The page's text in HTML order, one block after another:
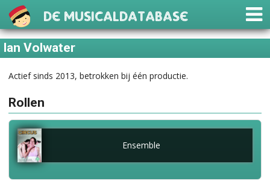
De Musicaldatabase
Ian Volwater
Actief sinds 2013, betrokken bij één productie.
Rollen
Ensemble